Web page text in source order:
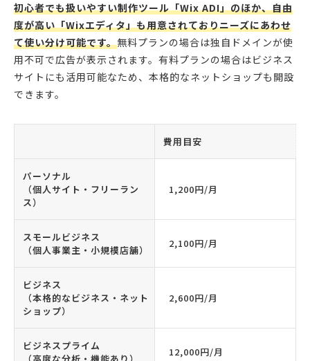
初心者でも扱いやすい制作ツール「Wix ADI」のほか、自由
度が高い「Wixエディタ」も用意されておりニーズにあわせ
て使い分け可能です。無料プランの場合は独自ドメインが使
用不可で広告が表示されます。有料プランの場合はビジネス
サイトにも活用可能なため、本格的なネットショップも開設
できます。
費用目安
パーソナル
（個人サイト・フリーラン
ス）
1,200円/月
スモールビジネス
（個人事業主・小規模店舗）
2,100円/月
ビジネス
（本格的なビジネス・ネット
ショップ）
2,600円/月
ビジネスプライム
12,000円/月